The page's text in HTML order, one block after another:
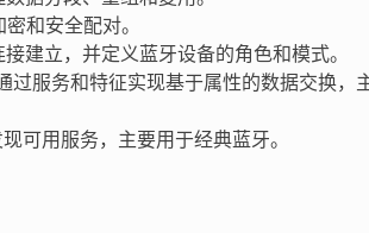
和安全配对。
建立，并定义蓝牙设备的角色和模式。
过服务和特征实现基于属性的数据交换，
可用服务，主要用于经典蓝牙。